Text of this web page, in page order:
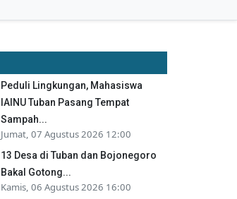
Peduli Lingkungan, Mahasiswa
IAINU Tuban Pasang Tempat
Sampah...
Jumat, 07 Agustus 2026 12:00
13 Desa di Tuban dan Bojonegoro
Bakal Gotong...
Kamis, 06 Agustus 2026 16:00